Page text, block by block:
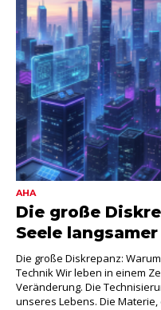
AHA
Die große
Seele
Die große Diskrepanz:
Technik Wir leben in einem
Veränderung. Die
unseres Lebens. Die Materie,